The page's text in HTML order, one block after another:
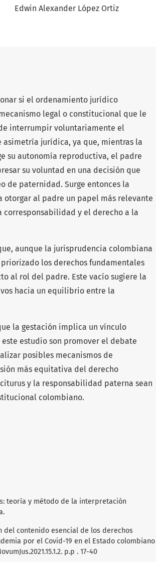
Edwin Alexander López Ortiz
si el ordenamiento jurídico
legal o constitucional que le
interrumpir voluntariamente el
asimetría jurídica, ya que, mientras la
su autonomía reproductiva, el padre
su voluntad en una decisión que
de paternidad. Surge entonces la
al padre un papel más relevante
corresponsabilidad y el derecho a la
aunque la jurisprudencia colombiana
los derechos fundamentales
al rol del padre. Este vacío sugiere la
hacia un equilibrio entre la
la gestación implica un vínculo
estudio son promover el debate
posibles mecanismos de
más equitativa del derecho
y la responsabilidad paterna sean
colombiano.
teoría y método de la interpretación
del contenido esencial de los derechos
por el Covid-19 en el Estado colombiano
p.p . 17-40